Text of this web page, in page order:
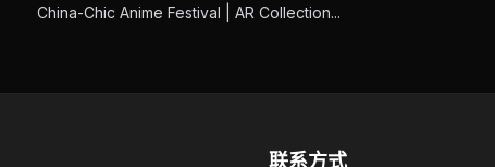
China-Chic Anime Festival | AR Collection...
联系方式